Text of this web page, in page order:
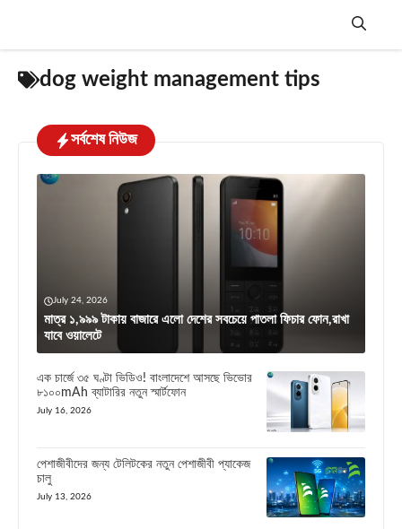
Menu
dog weight management tips
সর্বশেষ নিউজ
July 24, 2026
মাত্র ১,৯৯৯ টাকায় বাজারে এলো দেশের সবচেয়ে পাতলা ফিচার ফোন,রাখা
যাবে ওয়ালেটে
এক চার্জে ৩৫ ঘণ্টা ভিডিও! বাংলাদেশে আসছে ভিভোর
৮১০০mAh ব্যাটারির নতুন স্মার্টফোন
July 16, 2026
পেশাজীবীদের জন্য টেলিটকের নতুন পেশাজীবী প্যাকেজ
চালু
July 13, 2026